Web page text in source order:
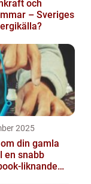
och
– Sveriges
2025
din gamla
en snabb
liknande